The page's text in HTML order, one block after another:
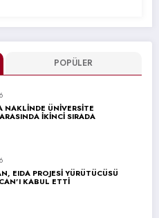
POPÜLER
NAKLİNDE ÜNİVERSİTE
İKİNCİ SIRADA
EIDA PROJESİ YÜRÜTÜCÜSÜ
KABUL ETTİ